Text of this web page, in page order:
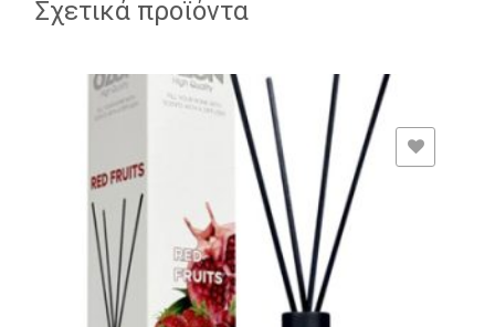
Σχετικά προϊόντα
ADD TO WISHLIST